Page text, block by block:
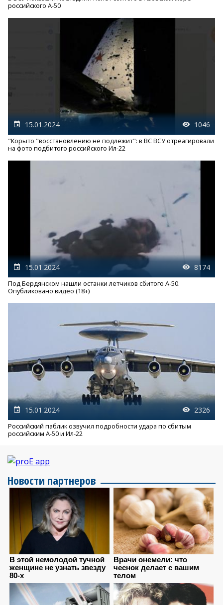
российского А-50
15.01.2024 1046
"Корыто "восстановлению не подлежит": в ВС ВСУ отреагировали
на фото подбитого российского Ил-22
15.01.2024 8174
Под Бердянском нашли останки летчиков сбитого А-50.
Опубликовано видео (18+)
15.01.2024 2326
Российский паблик озвучил подробности удара по сбитым
российским А-50 и Ил-22
Новости партнеров